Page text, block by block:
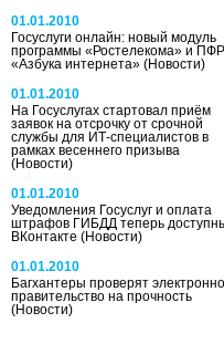
01.01.2010
Госуслуги онлайн: новый модуль
программы «Ростелекома» и ПФР
«Азбука интернета» (Новости)
01.01.2010
На Госуслугах стартовал приём
заявок на отсрочку от срочной
службы для ИТ-специалистов в
рамках весеннего призыва
(Новости)
01.01.2010
Уведомления Госуслуг и оплата
штрафов ГИБДД теперь
ВКонтакте (Новости)
01.01.2010
Багхантеры проверят
правительство на прочность
(Новости)